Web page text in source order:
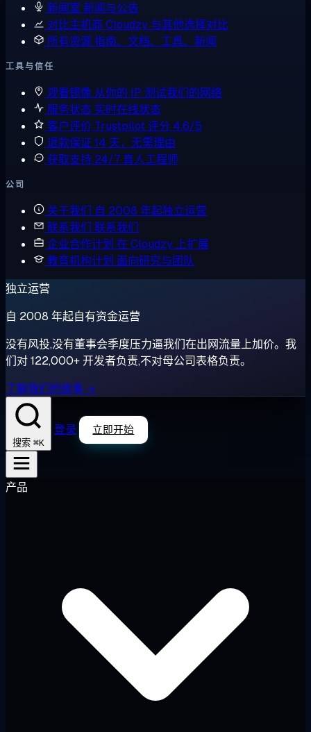
新闻室 新闻与公告
对比主机商 Cloudzy 与其他选择对比
所有资源指南、文档、工具、新闻
工具与信任
观看镜像 从你的 IP 测试我们的网络
服务状态 实时在线状态
客户评价 Trustpilot 评分 4.6/5
退款保证 14 天，无需理由
获取支持 24/7 真人工程师
公司
关于我们 自 2008 年起独立运营
联系我们 联系我们
企业合作计划 在 Cloudzy 上扩展
教育机构计划 面向研究与团队
独立运营
自 2008 年起自有资金运营
没有风投,没有董事会季度压力逼我们在出网流量上加价。我
们对 122,000+ 开发者负责,不对母公司表格负责。
了解我们的故事 →
搜索 ⌘K
登录 立即开始
产品